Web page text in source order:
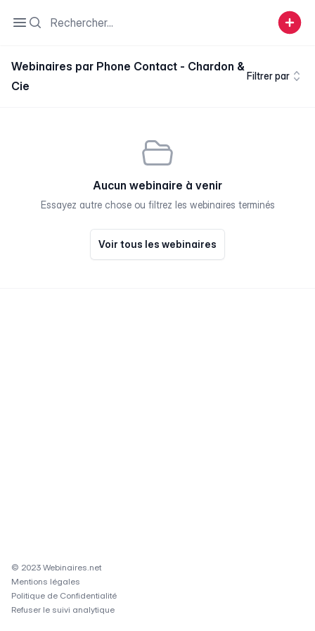
Open sidebar
Search
Webinaires par Phone Contact - Chardon &
Cie
Filtrer par
Aucun webinaire à venir
Essayez autre chose ou filtrez les webinaires terminés
Voir tous les webinaires
© 2023 Webinaires.net
Mentions légales
Politique de Confidentialité
Refuser le suivi analytique